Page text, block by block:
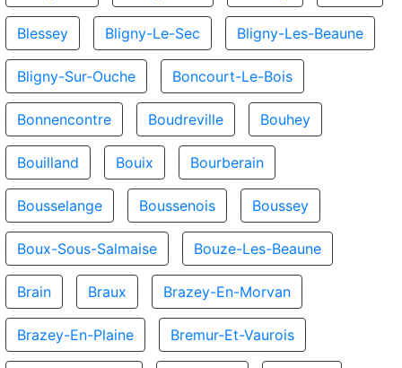
Blessey Bligny-Le-Sec Bligny-Les-Beaune
Bligny-Sur-Ouche Boncourt-Le-Bois
Bonnencontre Boudreville Bouhey
Bouilland Bouix Bourberain
Bousselange Boussenois Boussey
Boux-Sous-Salmaise Bouze-Les-Beaune
Brain Braux Brazey-En-Morvan
Brazey-En-Plaine Bremur-Et-Vaurois